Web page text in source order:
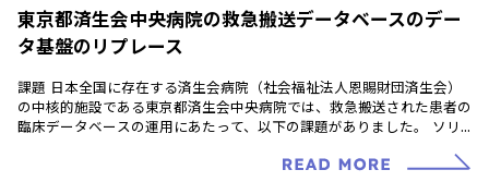
東京都済生会中央病院の救急搬送データベースのデー
タ基盤のリプレース
課題 日本全国に存在する済生会病院（社会福祉法人恩賜財団済生会）
の中核的施設である東京都済生会中央病院では、救急搬送された患者の
臨床データベースの運用にあたって、以下の課題がありました。 ソリ